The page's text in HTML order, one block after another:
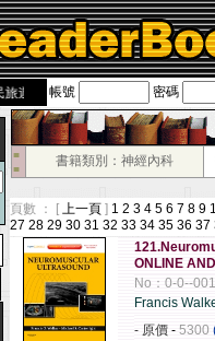
！ 帳號 密碼
■
■
書籍類別：神經內科
頁數 ： [ 上一頁 ] 1 2 3 4 5 6 7 8 9
27 28 29 30 31 32 33 34 35 36 37
ONLINE
No：0-0--
Francis
- 原價 - 5300